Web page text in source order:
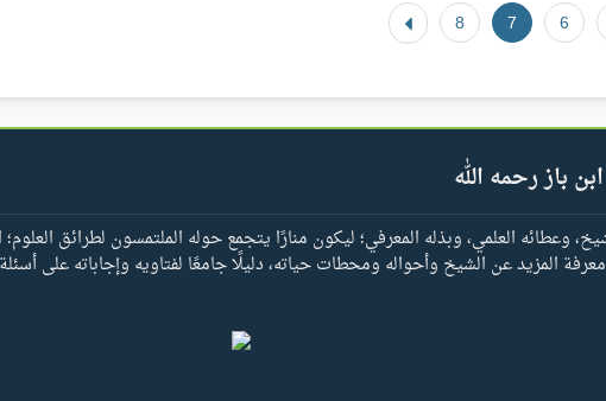
6
7
8
باز رحمه الله
العلمي، وبذله المعرفي؛ ليكون منارًا يتجمع حوله الملتمسون لطرائق العلوم؛
المزيد عن الشيخ وأحواله ومحطات حياته، دليلًا جامعًا لفتاويه وإجاباته على